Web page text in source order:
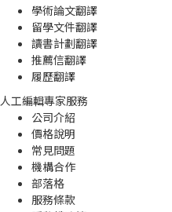
學術論文翻譯
留學文件翻譯
讀書計劃翻譯
推薦信翻譯
履歷翻譯
人工編輯專家服務
公司介紹
價格說明
常見問題
機構合作
部落格
服務條款